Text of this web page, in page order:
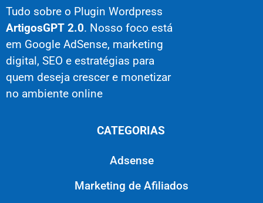
Tudo sobre o Plugin Wordpress
ArtigosGPT 2.0. Nosso foco está
em Google AdSense, marketing
digital, SEO e estratégias para
quem deseja crescer e monetizar
no ambiente online
CATEGORIAS
Adsense
Marketing de Afiliados